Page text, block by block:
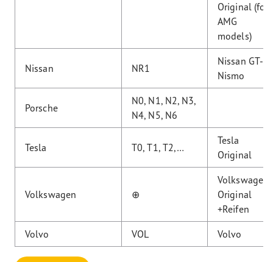
Original (for
AMG
models)
Nissan NR1
Nissan GT-R
Nismo
Porsche
N0, N1, N2, N3,
N4, N5, N6
Tesla T0, T1, T2,…
Tesla
Original
Volkswagen ⊕
Volkswagen
Original
+Reifen
Volvo VOL Volvo